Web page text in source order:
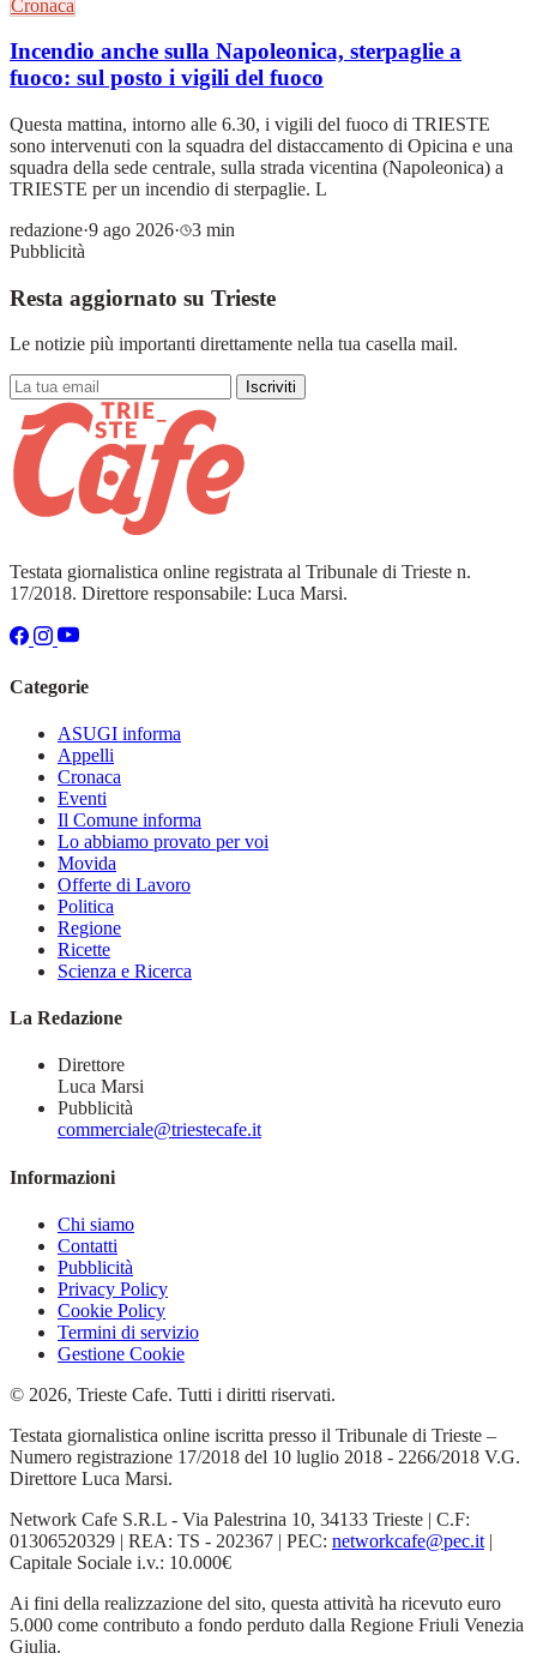
Cronaca
Incendio anche sulla Napoleonica, sterpaglie a
fuoco: sul posto i vigili del fuoco
Questa mattina, intorno alle 6.30, i vigili del fuoco di TRIESTE
sono intervenuti con la squadra del distaccamento di Opicina e una
squadra della sede centrale, sulla strada vicentina (Napoleonica) a
TRIESTE per un incendio di sterpaglie. L
redazione·9 ago 2026·
3 min
Pubblicità
Resta aggiornato su Trieste
Le notizie più importanti direttamente nella tua casella mail.
Iscriviti
Testata giornalistica online registrata al Tribunale di Trieste n.
17/2018. Direttore responsabile: Luca Marsi.
Categorie
ASUGI informa
Appelli
Cronaca
Eventi
Il Comune informa
Lo abbiamo provato per voi
Movida
Offerte di Lavoro
Politica
Regione
Ricette
Scienza e Ricerca
La Redazione
Direttore
Luca Marsi
Pubblicità
commerciale@triestecafe.it
Informazioni
Chi siamo
Contatti
Pubblicità
Privacy Policy
Cookie Policy
Termini di servizio
Gestione Cookie
© 2026, Trieste Cafe. Tutti i diritti riservati.
Testata giornalistica online iscritta presso il Tribunale di Trieste –
Numero registrazione 17/2018 del 10 luglio 2018 - 2266/2018 V.G.
Direttore Luca Marsi.
Network Cafe S.R.L - Via Palestrina 10, 34133 Trieste | C.F:
01306520329 | REA: TS - 202367 | PEC: networkcafe@pec.it |
Capitale Sociale i.v.: 10.000€
Ai fini della realizzazione del sito, questa attività ha ricevuto euro
5.000 come contributo a fondo perduto dalla Regione Friuli Venezia
Giulia.